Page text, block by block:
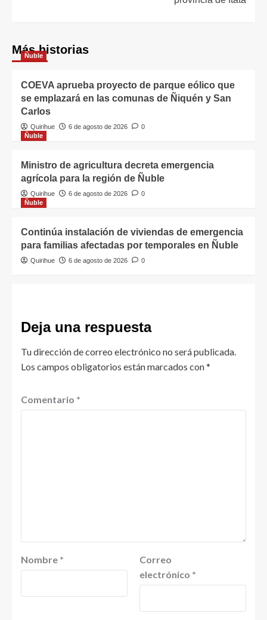
Más historias
Ñuble
COEVA aprueba proyecto de parque eólico que
se emplazará en las comunas de Ñiquén y San
Carlos
Quirihue 6 de agosto de 2026
0
Ñuble
Ministro de agricultura decreta emergencia
agrícola para la región de Ñuble
Quirihue 6 de agosto de 2026
0
Ñuble
Continúa instalación de viviendas de emergencia
para familias afectadas por temporales en Ñuble
Quirihue 6 de agosto de 2026 0
Deja una respuesta
Tu dirección de correo electrónico no será publicada.
Los campos obligatorios están marcados con*
Comentario *
Nombre *
Correo
electrónico *